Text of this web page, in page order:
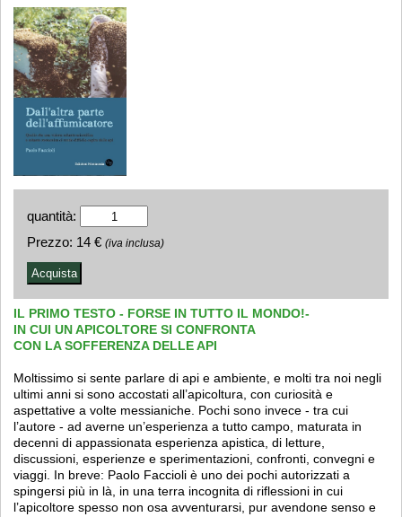
quantità:
Prezzo: 14 € (iva inclusa)
IL PRIMO TESTO - FORSE IN TUTTO IL MONDO!-
IN CUI UN APICOLTORE SI CONFRONTA
CON LA SOFFERENZA DELLE API
Moltissimo si sente parlare di api e ambiente, e molti tra noi negli
ultimi anni si sono accostati all’apicoltura, con curiosità e
aspettative a volte messianiche. Pochi sono invece - tra cui
l’autore - ad averne un’esperienza a tutto campo, maturata in
decenni di appassionata esperienza apistica, di letture,
discussioni, esperienze e sperimentazioni, confronti, convegni e
viaggi. In breve: Paolo Faccioli è uno dei pochi autorizzati a
spingersi più in là, in una terra incognita di riflessioni in cui
l’apicoltore spesso non osa avventurarsi, pur avendone senso e